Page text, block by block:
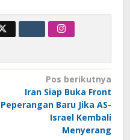
Pos berikutnya
Iran Siap Buka Front
Peperangan Baru Jika AS-
Israel Kembali
Menyerang